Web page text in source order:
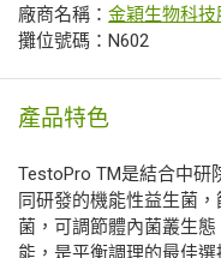
廠商名稱： 金穎生物科技
攤位號碼：N602
產品特色
TestoPro TM是結合中研
同研發的機能性益生菌
菌，可調節體內菌叢生
能，是平衡調理的最佳